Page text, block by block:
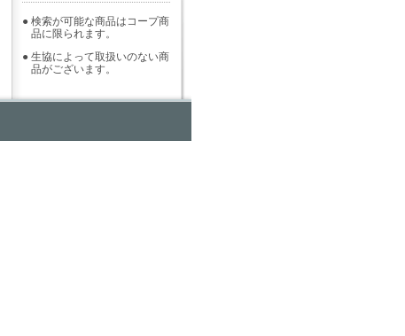
● 検索が可能な商品はコープ商
品に限られます。
● 生協によって取扱いのない商
品がございます。